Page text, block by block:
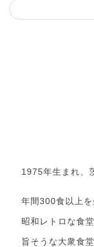
1975年生まれ、
年間300食以上
昭和レトロな食
旨そうな大衆食